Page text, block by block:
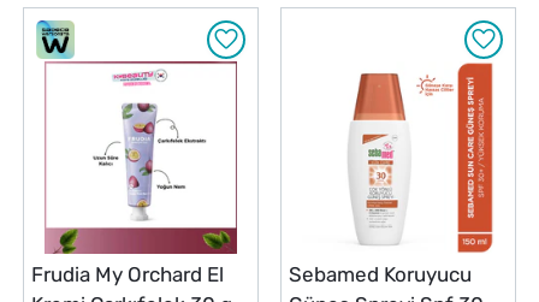
Frudia My Orchard El
Sebamed Koruyucu